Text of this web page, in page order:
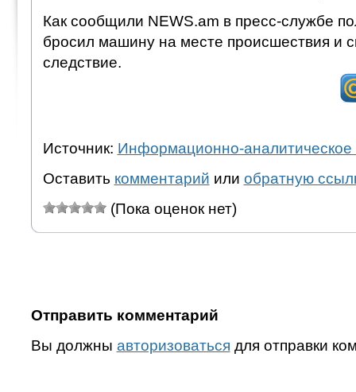
Как сообщили NEWS.am в пресс-службе
бросил машину на месте происшествия и
следствие.
Источник: Информационно-аналитическое
Оставить комментарий или обратную
(Пока оценок нет)
Отправить комментарий
Вы должны авторизоваться для отправки